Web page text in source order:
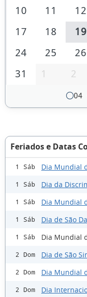
10
11 12
17
18 19
24
25 26
31
1 2
04
Feriados e Datas
1 Sáb Dia Mundial
1 Sáb Dia da
1 Sáb Dia Mundial
1 Sáb Dia de São
1 Sáb Dia Mundial
2 Dom Dia de São
2 Dom Dia Mundial
2 Dom Dia